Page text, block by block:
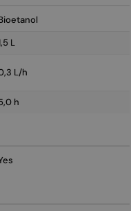
1,5 L
0,3 L/h
5,0 h